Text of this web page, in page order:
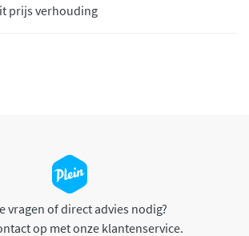
prijs verhouding
vragen of direct advies nodig?
op met onze klantenservice.